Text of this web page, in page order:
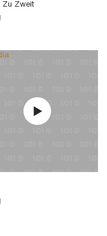
Zu Zweit